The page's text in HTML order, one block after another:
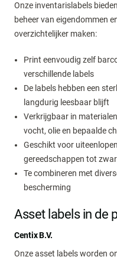
Onze inventarislabels
beheer van eigendommen
overzichtelijker maken:
Print eenvoudig zelf
verschillende labels
De labels hebben een
langdurig leesbaar blijft
Verkrijgbaar in
vocht, olie en bepaalde
Geschikt voor
gereedschappen tot
Te combineren met
bescherming
Asset labels in de
Centix B.V.
Onze asset labels worden